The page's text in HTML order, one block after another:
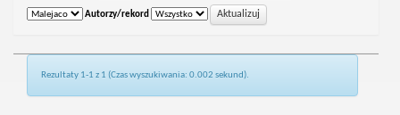
Autorzy/rekord
Rezultaty 1-1 z 1 (Czas wyszukiwania: 0.002 sekund).